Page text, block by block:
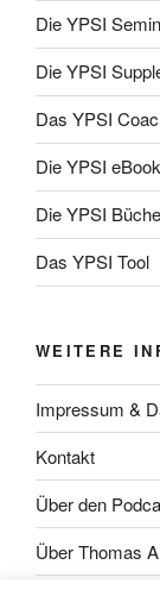
Die YPSI
Die YPSI
Das YPSI
Die YPSI
Die YPSI
Das YPSI Tool
WEITERE
Impressum &
Kontakt
Über den
Über Thomas